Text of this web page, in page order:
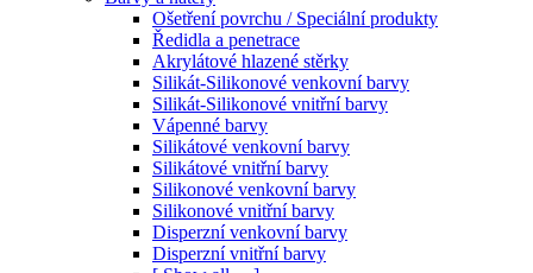
Ošetření povrchu / Speciální produkty
Ředidla a penetrace
Akrylátové hlazené stěrky
Silikát-Silikonové venkovní barvy
Silikát-Silikonové vnitřní barvy
Vápenné barvy
Silikátové venkovní barvy
Silikátové vnitřní barvy
Silikonové venkovní barvy
Silikonové vnitřní barvy
Disperzní venkovní barvy
Disperzní vnitřní barvy